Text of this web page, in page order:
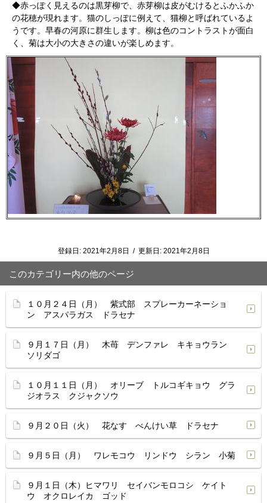
◆赤っぽく見えるのは黒芽柳で、赤芽柳は皮がむけるとふかふか
の花穂が現れます。猫のしっぽに例えて、猫柳と呼ばれているよ
うです。早春の河原に群生します。柳は色のコントラストが面白
く、菊は大小の大きさの違いが楽しめます。
登録日: 2021年2月8日 / 更新日: 2021年2月8日
このカテゴリー内の他のページ
１０月２４日（月） 紫式部 スプレーカーネーショ
ン アスパラガス ドラセナ
９月１７日（月） 木苺 デンファレ キキョウラン
ソリダゴ
１０月１１日（月） オリーブ トルコギキョウ グラ
ジオラス クジャクソウ
９月２０日（火） 花なす べんけい草 ドラセナ
９月５日（月） ワレモコウ リンドウ シラン 小菊
９月１日（木）ヒマワリ セイバンモロコシ ケイト
ウ オクロレイカ ゴッド